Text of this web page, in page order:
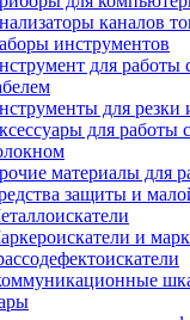
каналов
инструментов
для работы
для резки
для работы
материалы для
защиты и
и